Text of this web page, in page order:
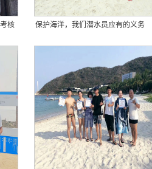
核 保护海洋，我们潜水员应有的义务